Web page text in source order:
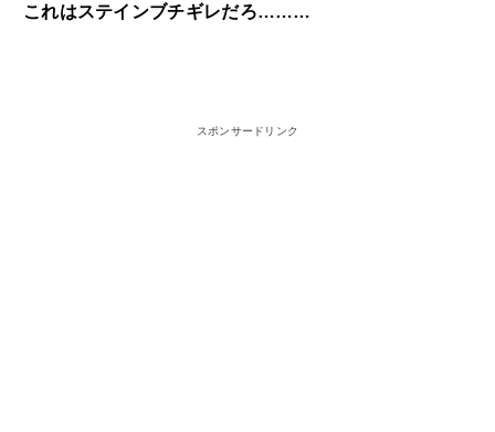
これはステインブチギレだろ………
スポンサードリンク